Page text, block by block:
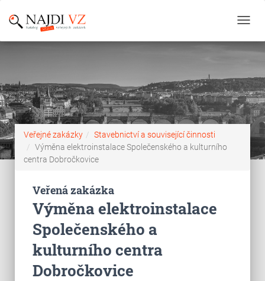
Veřejné zakázky
Stavebnictví a související činnosti
Výměna elektroinstalace Společenského a kulturního
centra Dobročkovice
Veřená zakázka
Výměna elektroinstalace
Společenského a
kulturního centra
Dobročkovice